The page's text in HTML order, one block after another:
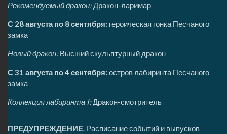
Рекомендуемый дракон:Дракон-ларимар
С 28 августа по 8 сентября: героическая гонка Песчаного
замка
Новый дракон:Высший скульптурный дракон
С 31 августа по 4 сентября: остров лабиринта Песчаного
замка
Коллекция лабиринта I:Дракон-смотритель
ПРЕДУПРЕЖДЕНИЕ. Расписание событий и выпусков